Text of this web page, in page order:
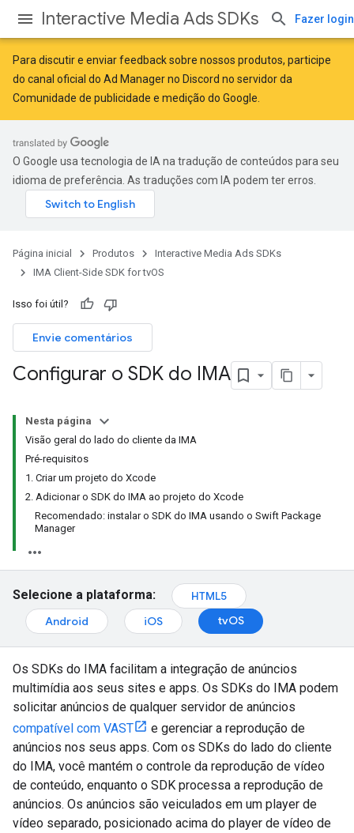
Interactive Media Ads SDKs Fazer login
Para discutir e enviar feedback sobre nossos produtos, participe
do canal oficial do Ad Manager no Discord no servidor da
Comunidade de publicidade e medição do Google
O Google usa tecnologia de IA na tradução de conteúdos para seu
idioma de preferência. As traduções com IA podem ter erros.
Página inicial Produtos
Interactive Media Ads SDKs
IMA Client-Side SDK for tvOS
Isso foi útil?
Envie comentários
Configurar o SDK do IMA
Nesta página
Visão geral do lado do cliente da IMA
Pré-requisitos
1. Criar um projeto do Xcode
2. Adicionar o SDK do IMA ao projeto do Xcode
Recomendado: instalar o SDK do IMA usando o Swift Package
Manager
Selecione a plataforma:
HTML5
Android
iOS tvOS
Os SDKs do IMA facilitam a integração de anúncios
multimídia aos seus sites e apps. Os SDKs do IMA podem
solicitar anúncios de qualquer servidor de anúncios
compatível com VAST
e gerenciar a reprodução de
anúncios nos seus apps. Com os SDKs do lado do cliente
do IMA, você mantém o controle da reprodução de vídeo
de conteúdo, enquanto o SDK processa a reprodução de
anúncios. Os anúncios são veiculados em um player de
vídeo separado, posicionado acima do player de vídeo de